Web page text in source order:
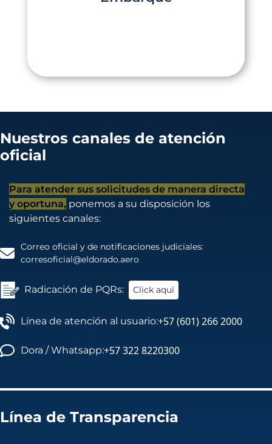
Nuestros canales de atención
oficial
Para atender sus solicitudes de manera directa
y oportuna, ponemos a su disposición los
siguientes canales:
Correo oficial y de notificaciones judiciales:
corresoficial@eldorado.aero
Radicación de PQRs: Click aquí
Línea de atención al usuario:+57 (601) 266 2000
Dora / Whatsapp:+57 322 8220300
Línea de Transparencia